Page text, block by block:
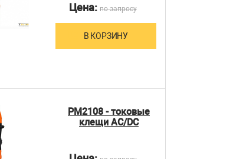
Цена: по запросу
В КОРЗИНУ
PM2108 - токовые
клещи AC/DC